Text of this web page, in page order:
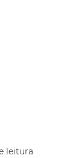
leitura